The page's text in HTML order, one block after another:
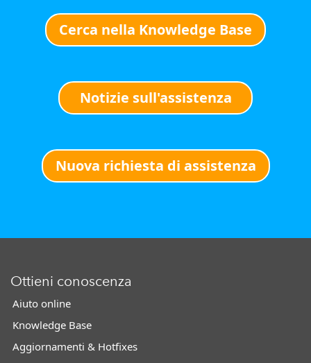
Cerca nella Knowledge Base
Notizie sull'assistenza
Nuova richiesta di assistenza
Ottieni conoscenza
Aiuto online
Knowledge Base
Aggiornamenti & Hotfixes